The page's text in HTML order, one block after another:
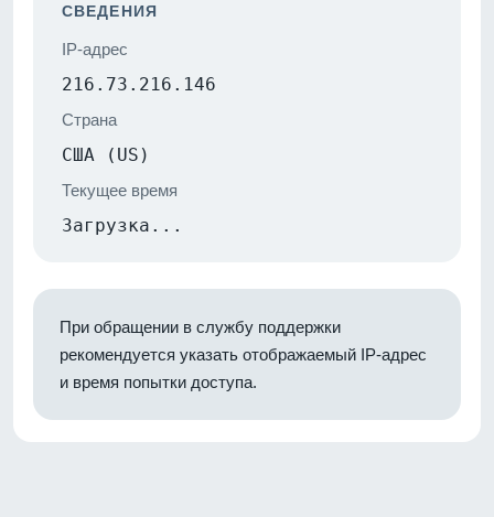
СВЕДЕНИЯ
IP-адрес
216.73.216.146
Страна
США (US)
Текущее время
Загрузка...
При обращении в службу поддержки
рекомендуется указать отображаемый IP-адрес
и время попытки доступа.